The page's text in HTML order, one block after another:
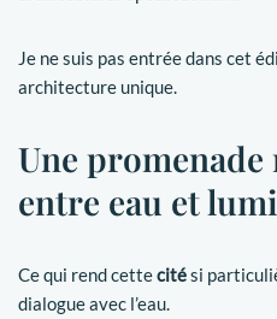
Je ne suis pas entrée dans cet
architecture unique.
Une
entre eau et
Ce qui rend cettecitési
dialogue avec l’eau.